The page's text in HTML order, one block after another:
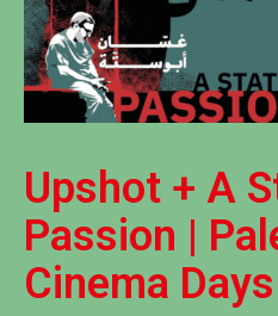
Upshot + A
Passion |
Cinema Days